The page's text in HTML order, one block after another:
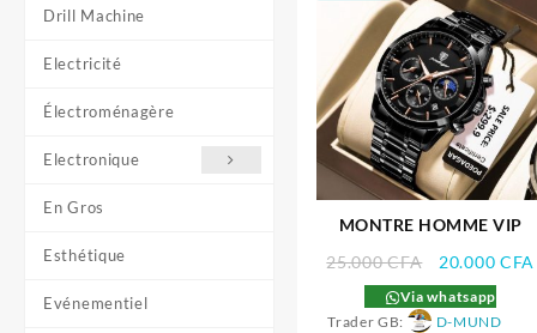
Drill Machine
Electricité
Électroménagère
Electronique
En Gros
Esthétique
Evénementiel
MONTRE HOMME VIP
25.000CFA
Le
prix
initial
20.000 CFA
Via whatsapp
Trader GB:
D-MUND